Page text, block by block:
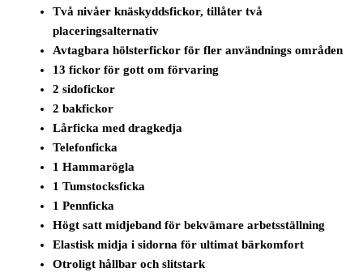
Två nivåer knäskyddsfickor, tillåter två
placeringsalternativ
Avtagbara hölsterfickor för fler användnings områden
13 fickor för gott om förvaring
2 sidofickor
2 bakfickor
Lårficka med dragkedja
Telefonficka
1 Hammarögla
1 Tumstocksficka
1 Pennficka
Högt satt midjeband för bekvämare arbetsställning
Elastisk midja i sidorna för ultimat bärkomfort
Otroligt hållbar och slitstark